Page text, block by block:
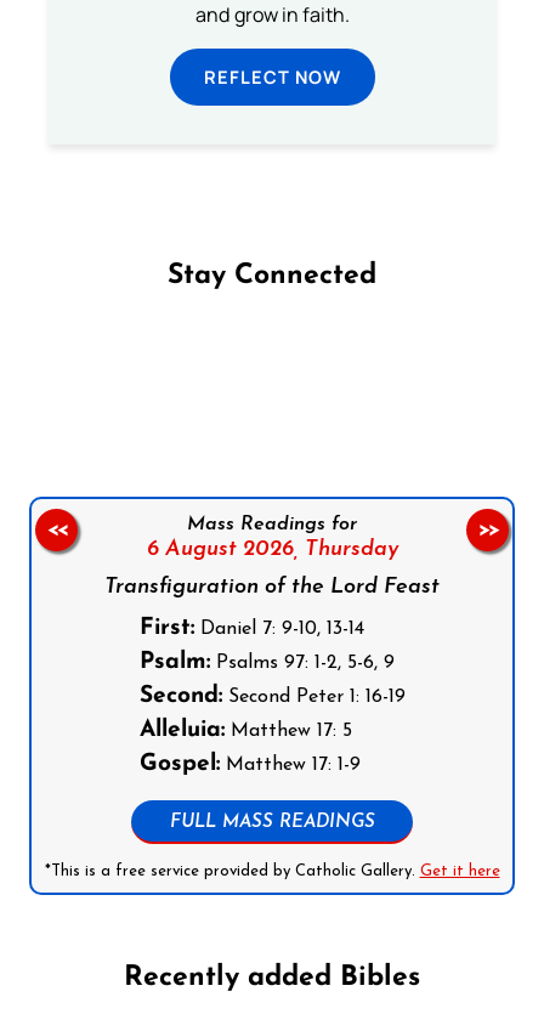
and grow in faith.
REFLECT NOW
Stay Connected
Mass Readings for
6 August 2026, Thursday
Transfiguration of the Lord Feast
First:Daniel 7: 9-10, 13-14
Psalm:Psalms 97: 1-2, 5-6, 9
Second:Second Peter 1: 16-19
Alleluia:Matthew 17: 5
Gospel:Matthew 17: 1-9
FULL MASS READINGS
*This is a free service provided by Catholic Gallery. Get it here
<< >>
Recently added Bibles